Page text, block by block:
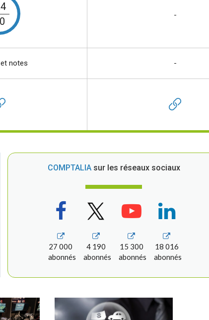
-
notes -
COMPTALIA sur les réseaux sociaux
27 000
abonnés
4 190
abonnés
15 300
abonnés
18 016
abonnés